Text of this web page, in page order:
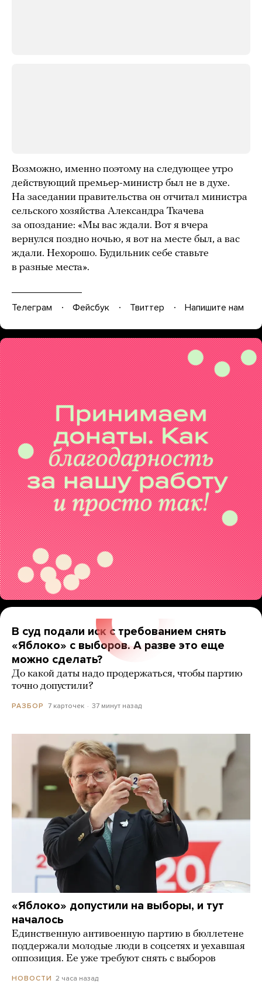
Возможно, именно поэтому на следующее утро
действующий премьер-министр был не в духе.
На заседании правительства он отчитал министра
сельского хозяйства Александра Ткачева
за опоздание: «Мы вас ждали. Вот я вчера
вернулся поздно ночью, я вот на месте был, а вас
ждали. Нехорошо. Будильник себе ставьте
в разные места».
Телеграм Фейсбук Твиттер Напишите нам
В суд подали иск с требованием снять
«Яблоко» с выборов. А разве это еще
можно сделать?
До какой даты надо продержаться, чтобы партию
точно допустили?
РАЗБОР 7 карточек 37 минут назад
«Яблоко» допустили на выборы, и тут
началось
Единственную антивоенную партию в бюллетене
поддержали молодые люди в соцсетях и уехавшая
оппозиция. Ее уже требуют снять с выборов
НОВОСТИ 2 часа назад